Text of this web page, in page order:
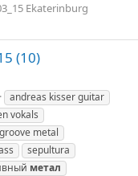
Ekaterinburg
(10)
andreas kisser guitar
vokals
groove metal
sepultura
метал